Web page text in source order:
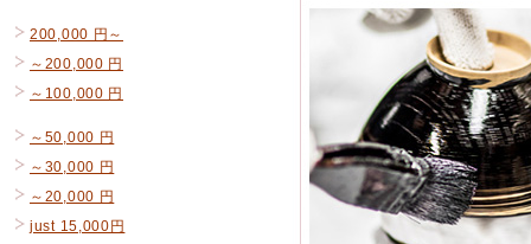
200,000 円～
～200,000 円
～100,000 円
～50,000 円
～30,000 円
～20,000 円
just 15,000円